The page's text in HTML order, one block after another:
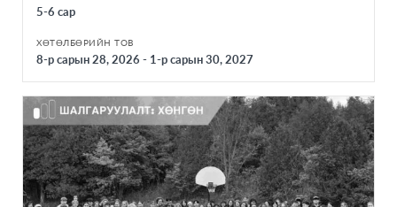
5-6 сар
ХӨТӨЛБӨРИЙН ТОВ
8-р сарын 28, 2026 - 1-р сарын 30, 2027